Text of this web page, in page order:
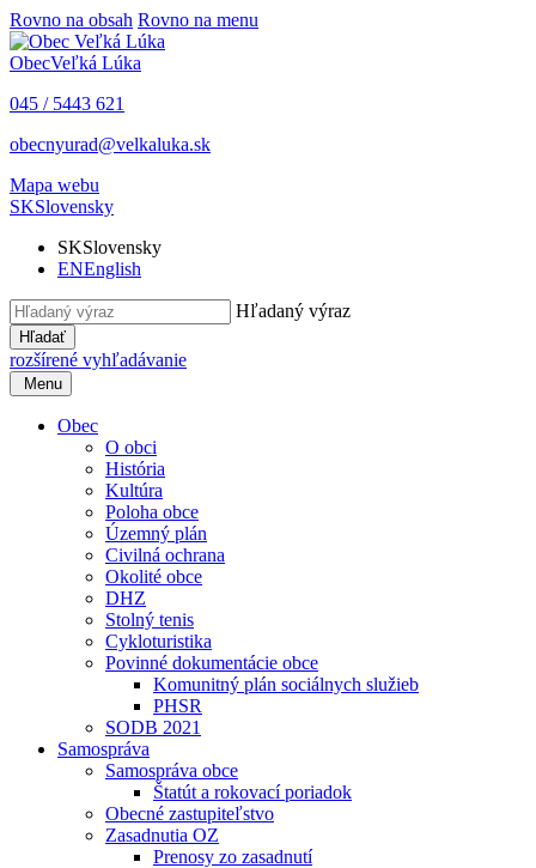
Rovno na obsah Rovno na menu
ObecVeľká Lúka
045 / 5443 621
obecnyurad@velkaluka.sk
Mapa webu
SKSlovensky
SKSlovensky
ENEnglish
Hľadaný výraz
Hľadať
rozšírené vyhľadávanie
Menu
Obec
O obci
História
Kultúra
Poloha obce
Územný plán
Civilná ochrana
Okolité obce
DHZ
Stolný tenis
Cykloturistika
Povinné dokumentácie obce
Komunitný plán sociálnych služieb
PHSR
SODB 2021
Samospráva
Samospráva obce
Štatút a rokovací poriadok
Obecné zastupiteľstvo
Zasadnutia OZ
Prenosy zo zasadnutí